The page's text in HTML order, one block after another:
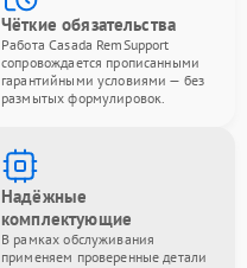
Чёткие обязательства
Работа Casada RemSupport
сопровождается прописанными
гарантийными условиями — без
размытых формулировок.
Надёжные
комплектующие
В рамках обслуживания
применяем проверенные детали